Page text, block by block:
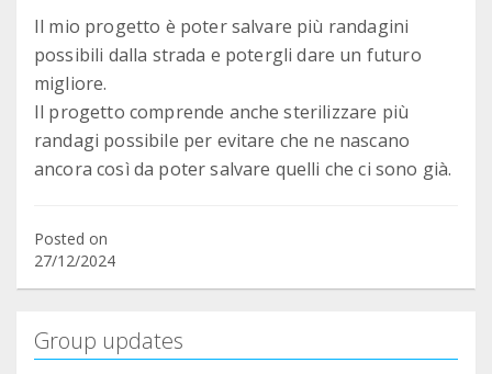
Il mio progetto è poter salvare più randagini
possibili dalla strada e potergli dare un futuro
migliore.
Il progetto comprende anche sterilizzare più
randagi possibile per evitare che ne nascano
ancora così da poter salvare quelli che ci sono già.
Posted on
27/12/2024
Group updates